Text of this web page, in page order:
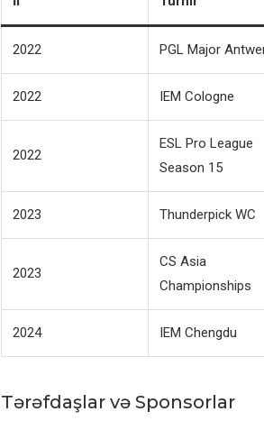
2022 PGL Major
2022 IEM Cologne
2022
ESL Pro League
Season 15
2023 Thunderpick WC
2023
CS Asia
Championships
2024 IEM Chengdu
Tərəfdaşlar və Sponsorlar